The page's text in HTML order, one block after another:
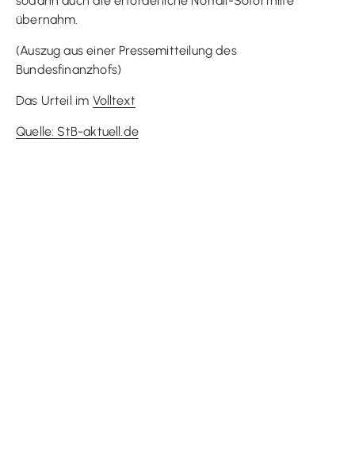
übernahm.
(Auszug aus einer Pressemitteilung des
Bundesfinanzhofs)
Das Urteil im Volltext
Quelle: StB-aktuell.de